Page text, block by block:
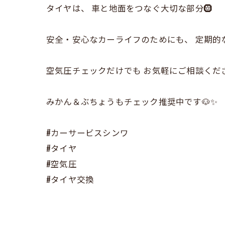
タイヤは、 車と地面をつなぐ大切な部分🛞
安全・安心なカーライフのためにも、 定期的
空気圧チェックだけでも お気軽にご相談くだ
みかん＆ぶちょうもチェック推奨中です🐶✨
#カーサービスシンワ
#タイヤ
#空気圧
#タイヤ交換